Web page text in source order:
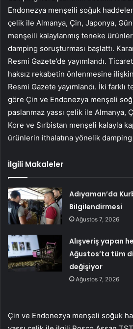
Endonezya menşeili soğuk
çelik ile Almanya, Çin, Japonya,
menşeili kalaylanmış teneke
damping soruşturması başlattı.
Resmi Gazete’de yayımlandı.
haksız rekabetin önlenmesine
Resmi Gazete yayımlandı. İki farklı
göre Çin ve Endonezya menşeli
paslanmaz yassı çelik ile Almanya,
Kore ve Sırbistan menşeli kalayla
ürünlerin ithalatına yönelik damping
İlgili Makaleler
Adıyaman’da
Bilgilendirmesi
Ağustos 7, 2026
Alışveriş yapan
Ağustos’ta tüm
değişiyor
Ağustos 7, 2026
Çin ve Endonezya menşeli soğuk